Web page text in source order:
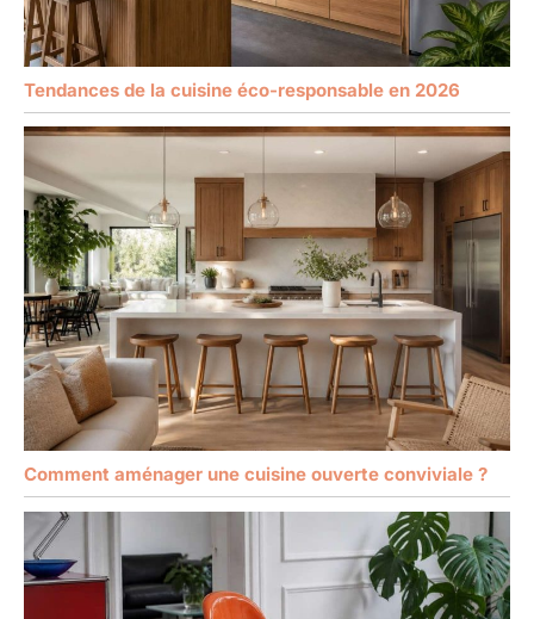
Tendances de la cuisine éco-responsable en 2026
Comment aménager une cuisine ouverte conviviale ?